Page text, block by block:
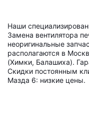
Наши
Замена вентилятора
неоригинальные
располагаются в
(Химки, Балашиха).
Скидки постоянным
Мазда 6: низкие цены.